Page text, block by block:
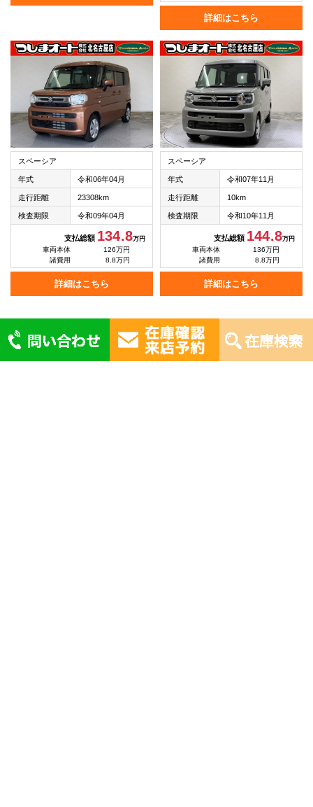
詳細はこちら
スペーシア
年式 令和06年04月
走行距離 23308km
検査期限 令和09年04月
支払総額 134.8万円
車両本体
126万円
諸費用
8.8万円
詳細はこちら
スペーシア
年式 令和07年11月
走行距離 10km
検査期限 令和10年11月
支払総額 144.8万円
車両本体
136万円
諸費用
8.8万円
詳細はこちら